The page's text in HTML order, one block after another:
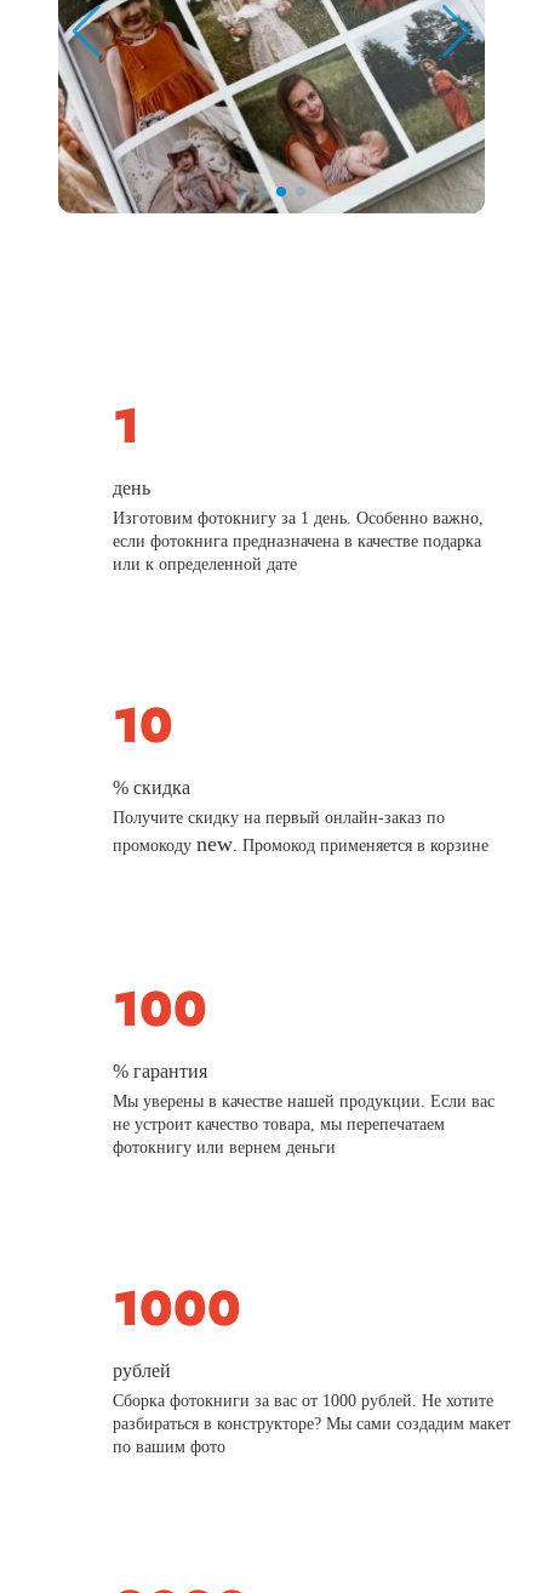
день
Изготовим фотокнигу за 1 день. Особенно важно,
если фотокнига предназначена в качестве подарка
или к определенной дате
% скидка
Получите скидку на первый онлайн-заказ по
промокодуnew. Промокод применяется в корзине
% гарантия
Мы уверены в качестве нашей продукции. Если вас
не устроит качество товара, мы перепечатаем
фотокнигу или вернем деньги
рублей
Сборка фотокниги за вас от 1000 рублей. Не хотите
разбираться в конструкторе? Мы сами создадим макет
по вашим фото